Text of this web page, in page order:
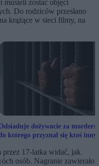
musieli zostać objęci
Do rodziców przesłano
krążące w sieci filmy, na
dożywocie za
którego przyznał się ktoś inny.
17-latka widać, jak
osób. Nagranie zawierało